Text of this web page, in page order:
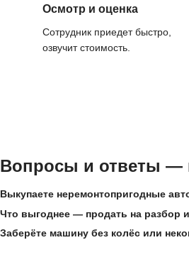
Осмотр и оценка
Сотрудник приедет быстро,
озвучит стоимость.
Вопросы и ответы —
Выкупаете неремонтопригодные
Что выгоднее — продать на разбор
Заберёте машину без колёс или